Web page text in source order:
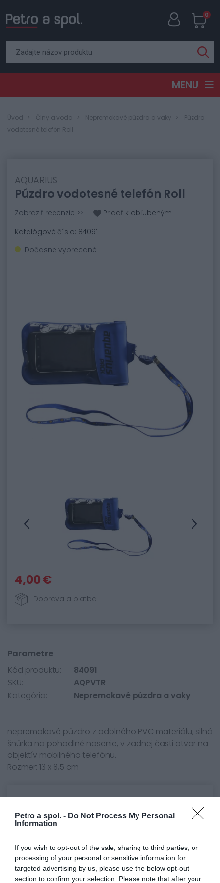
Petro a spol. - Do Not Process My Personal
Information
If you wish to opt-out of the sale, sharing to third parties, or
processing of your personal or sensitive information for
targeted advertising by us, please use the below opt-out
section to confirm your selection. Please note that after your
0
MENU
Úvod Člny a voda Nepremokavé púzdra a vaky
Púzdro
vodotesné telefón Roll
AQUARIUS
Púzdro vodotesné telefón Roll
Zobraziť recenzie >>
Pridať k obľubeným
Katalógové číslo: 84091
Dočasne vypredané
4,00 €
Doprava a platba
Parametre
Kód produktu:
84091
SKU:
AQPVTR
Kategória:
Nepremokavé púzdra a vaky
nepremokavé púzdro z odolného PVC materiálu, silná
šnúrka na pohodlné nosenie, v zadnej časti otvor na
objektív mobilného telefónu.
Rozmer: 13 x 8,5 cm
0.0